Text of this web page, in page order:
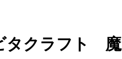
タクラフト 魔